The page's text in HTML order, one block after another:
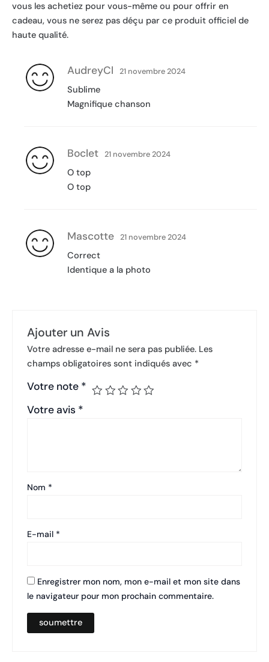
vous les achetiez pour vous-même ou pour offrir en
cadeau, vous ne serez pas déçu par ce produit officiel de
haute qualité.
AudreyCl 21 novembre 2024
Sublime
Magnifique chanson
Boclet 21 novembre 2024
O top
O top
Mascotte 21 novembre 2024
Correct
Identique a la photo
Ajouter un Avis
Votre adresse e-mail ne sera pas publiée. Les
champs obligatoires sont indiqués avec *
Votre note *
Votre avis *
Nom *
E-mail *
Enregistrer mon nom, mon e-mail et mon site dans
le navigateur pour mon prochain commentaire.